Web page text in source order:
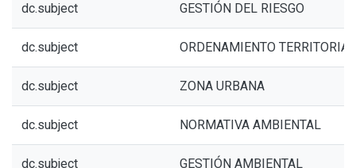
dc.subject GESTIÓN DEL RIESGO
dc.subject ORDENAMIENTO TERRITORIAL
dc.subject ZONA URBANA
dc.subject NORMATIVA AMBIENTAL
dc.subject GESTIÓN AMBIENTAL